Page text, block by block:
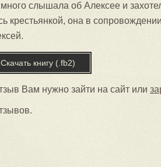
слышала об Алексее и
крестьянкой, она в
Скачать книгу (.fb2)
Вам нужно зайти на сайт или